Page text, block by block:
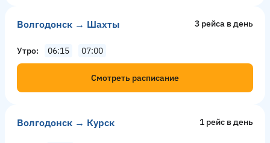
Волгодонск → Шахты 3 рейсa в день
Утро 06:15 07:00
Смотреть расписание
Волгодонск → Курск 1 рейс в день